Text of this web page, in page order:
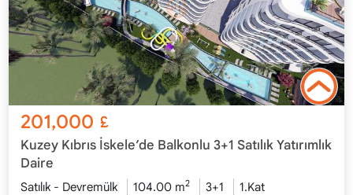
201,000 £
Kuzey Kıbrıs İskele’de Balkonlu 3+1 Satılık Yatırımlık
Daire
Satılık - Devremülk 104.00 m2 3+1
1.Kat